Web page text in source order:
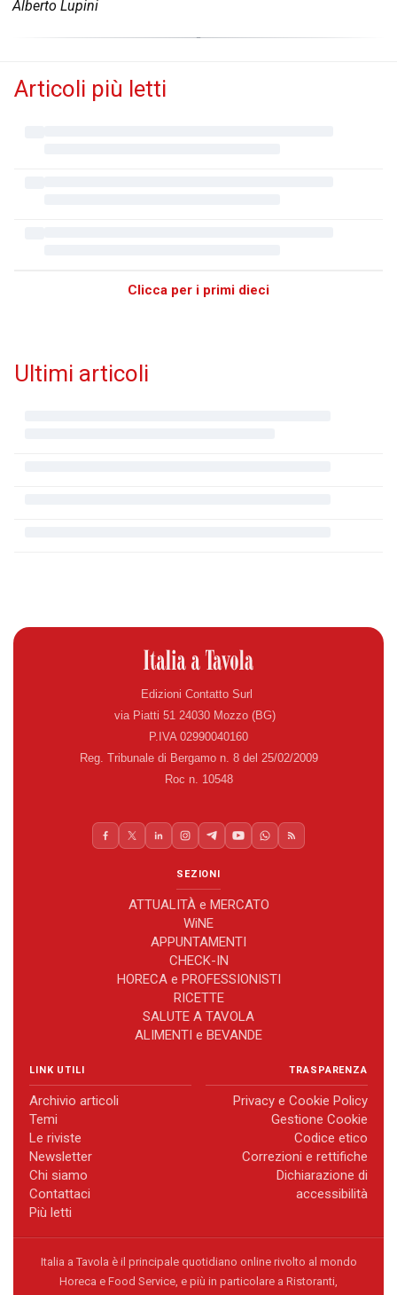
Alberto Lupini
Articoli più letti
Clicca per i primi dieci
Ultimi articoli
Edizioni Contatto Surl
via Piatti 51 24030 Mozzo (BG)
P.IVA 02990040160
Reg. Tribunale di Bergamo n. 8 del 25/02/2009
Roc n. 10548
SEZIONI
ATTUALITÀ e MERCATO
WiNE
APPUNTAMENTI
CHECK-IN
HORECA e PROFESSIONISTI
RICETTE
SALUTE A TAVOLA
ALIMENTI e BEVANDE
LINK UTILI
Archivio articoli
Temi
Le riviste
Newsletter
Chi siamo
Contattaci
Più letti
TRASPARENZA
Privacy e Cookie Policy
Gestione Cookie
Codice etico
Correzioni e rettifiche
Dichiarazione di
accessibilità
Italia a Tavola è il principale quotidiano online rivolto al mondo
Horeca e Food Service, e più in particolare a Ristoranti,